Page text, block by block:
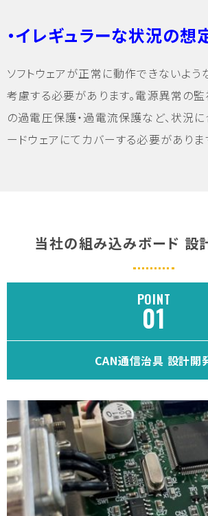
・イレギュラーな状況の想
ソフトウェアが正常に動作できないよ
考慮する必要があります。電源異常の監
の過電圧保護・過電流保護など、状況
ードウェアにてカバーする必要がありま
当社の組み込みボード 設
POINT
CAN通信治具 設計開